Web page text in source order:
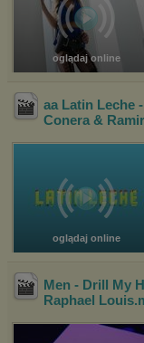
oglądaj online
aa Latin Leche
Conera &
oglądaj online
Men - Drill My
Raphael Louis